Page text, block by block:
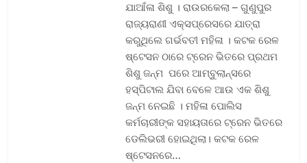
ଯାଆଁଳା ଶିଶୁ । ରାଉରକେଲା – ଗୁଣୁପୁର
ରାଜ୍ୟରାଣୀ ଏକ୍ସପ୍ରେସରେ ଯାତ୍ରା
କରୁଥିଲେ ଗର୍ଭବତୀ ମହିଳା । କଟକ ରେଳ
ଷ୍ଟେସନ ଠାରେ ଟ୍ରେନ ଭିତରେ ପ୍ରଥମ
ଶିଶୁ ଜନ୍ମ ପରେ ଆମ୍ବୁଲାନ୍ସରେ
ହସ୍ପିଟାଲ ଯିବା ବେଳେ ଆଉ ଏକ ଶିଶୁ
ଜନ୍ମ ନେଇଛି । ମହିଳା ପୋଲିସ
କର୍ମଚାରୀଙ୍କ ସହାୟତାରେ ଟ୍ରେନ ଭିତରେ
ଡେଲିଭରୀ ହୋଇଥିଲା। କଟକ ରେଳ
ଷ୍ଟେସନରେ…